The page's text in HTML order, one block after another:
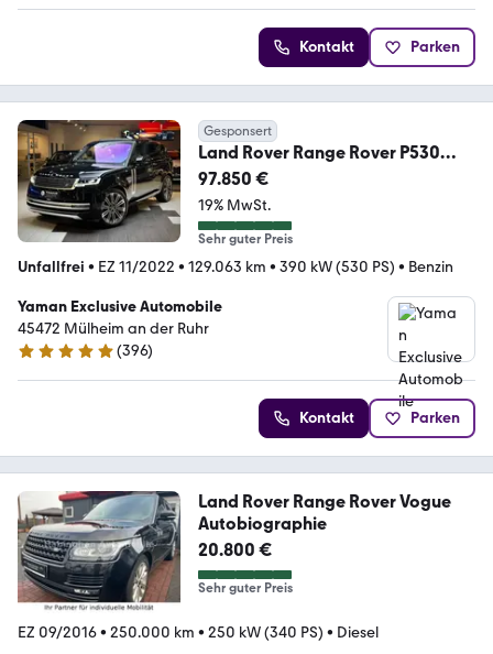
Kontakt Parken
Gesponsert
Land Rover Range Rover P530
Autobiography*Pano*Head-Up*
97.850 €
19% MwSt.
Sehr guter Preis
Unfallfrei • EZ 11/2022 • 129.063 km • 390 kW (530 PS) • Benzin
Yaman Exclusive Automobile
45472 Mülheim an der Ruhr
4.8 Sterne
(396)
Kontakt Parken
Land Rover Range Rover Vogue
Autobiographie
20.800 €
Sehr guter Preis
EZ 09/2016• 250.000 km • 250 kW (340 PS) • Diesel